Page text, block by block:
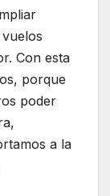
Con esta
porque
poder
a la